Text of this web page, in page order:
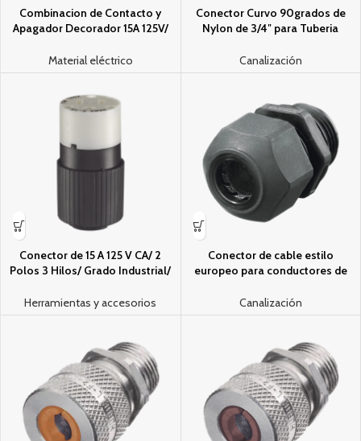
Combinacion de Contacto y
Apagador Decorador 15A 125V/
Material eléctrico
Conector Curvo 90grados de
Nylon de 3/4″ para Tuberi­a
Canalización
Conector de 15 A 125 V CA/ 2
Polos 3 Hilos/ Grado Industrial/
15R.
Herramientas y accesorios
Conector de cable estilo
europeo para conductores de
Negro.
Canalización